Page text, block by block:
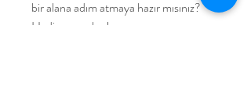
bir alana adım atmaya hazır mısınız?
Hadi oynayalım!